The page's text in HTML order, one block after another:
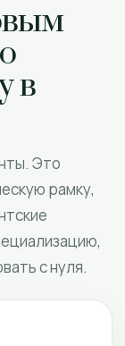
в
Это
рамку,
с нуля.